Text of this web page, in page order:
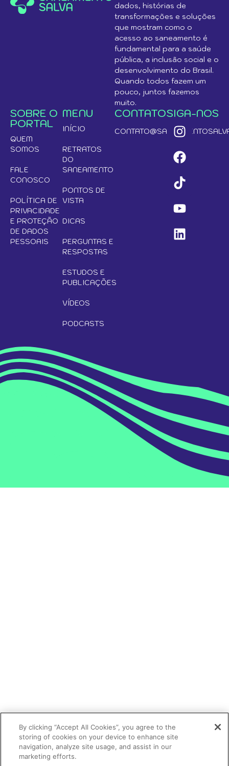
dados, histórias de
transformações e soluções
que mostram como o
acesso ao saneamento é
fundamental para a saúde
pública, a inclusão social e o
desenvolvimento do Brasil.
Quando todos fazem um
pouco, juntos fazemos
muito.
SOBRE O
PORTAL
QUEM
SOMOS
FALE
CONOSCO
POLÍTICA DE
PRIVACIDADE
E PROTEÇÃO
DE DADOS
PESSOAIS
MENU
INÍCIO
RETRATOS
DO
SANEAMENTO
PONTOS DE
VISTA
DICAS
PERGUNTAS E
RESPOSTAS
ESTUDOS E
PUBLICAÇÕES
VÍDEOS
PODCASTS
CONTATOSIGA-NOS
By clicking “Accept All Cookies”, you agree to the
storing of cookies on your device to enhance site
navigation, analyze site usage, and assist in our
marketing efforts.